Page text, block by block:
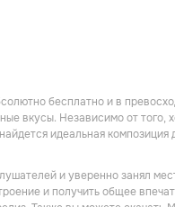
бесплатно и в
вкусы. Независимо от того,
идеальная
и уверенно занял
и получить общее